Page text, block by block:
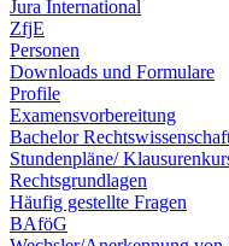
Jura International
ZfjE
Personen
Downloads und Formulare
Profile
Examensvorbereitung
Bachelor
Stundenpläne/
Rechtsgrundlagen
Häufig gestellte Fragen
BAföG